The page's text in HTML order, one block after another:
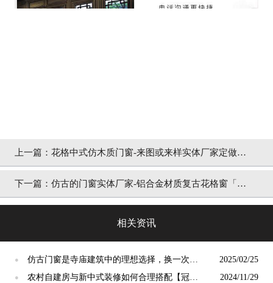
上一篇： 花格中式仿木质门窗-来图或来样实体厂家定做
「冠墅阳光」
下一篇： 仿古的门窗实体厂家-铝合金材质复古花格窗「冠
相关资讯
●
仿古门窗是寺庙建筑中的理想选择，换一次用
终生【冠墅阳光】
2025/02/25
●
农村自建房与新中式装修如何合理搭配【冠墅
2024/11/29